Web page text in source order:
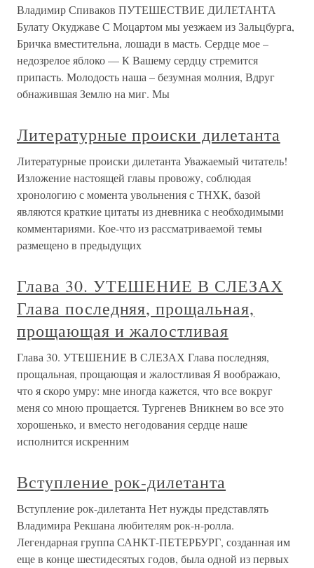
Владимир Спиваков ПУТЕШЕСТВИЕ ДИЛЕТАНТА
Булату Окуджаве С Моцартом мы уезжаем из Зальцбурга,
Бричка вместительна, лошади в масть. Сердце мое –
недозрелое яблоко — К Вашему сердцу стремится
припасть. Молодость наша – безумная молния, Вдруг
обнажившая Землю на миг. Мы
Литературные происки дилетанта
Литературные происки дилетанта Уважаемый читатель!
Изложение настоящей главы провожу, соблюдая
хронологию с момента увольнения с ТНХК, базой
являются краткие цитаты из дневника с необходимыми
комментариями. Кое-что из рассматриваемой темы
размещено в предыдущих
Глава 30. УТЕШЕНИЕ В СЛЕЗАХ
Глава последняя, прощальная,
прощающая и жалостливая
Глава 30. УТЕШЕНИЕ В СЛЕЗАХ Глава последняя,
прощальная, прощающая и жалостливая Я воображаю,
что я скоро умру: мне иногда кажется, что все вокруг
меня со мною прощается. Тургенев Вникнем во все это
хорошенько, и вместо негодования сердце наше
исполнится искренним
Вступление рок-дилетанта
Вступление рок-дилетанта Нет нужды представлять
Владимира Рекшана любителям рок-н-ролла.
Легендарная группа САНКТ-ПЕТЕРБУРГ, созданная им
еще в конце шестидесятых годов, была одной из первых